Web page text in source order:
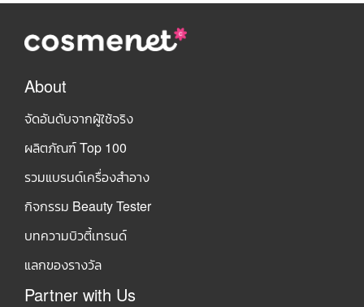
About
จัดอันดับจากผู้ใช้จริง
ผลิตภัณฑ์ Top 100
รวมแบรนด์เครื่องสำอาง
กิจกรรม Beauty Tester
บทความบิวตี้เทรนด์
แลกของรางวัล
Partner with Us